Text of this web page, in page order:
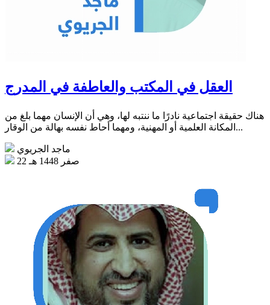
العقل في المكتب والعاطفة في المدرج
هناك حقيقة اجتماعية نادرًا ما ننتبه لها، وهي أن الإنسان مهما بلغ من
المكانة العلمية أو المهنية، ومهما أحاط نفسه بهالة من الوقار...
ماجد الجريوي
22 صفر 1448 هـ